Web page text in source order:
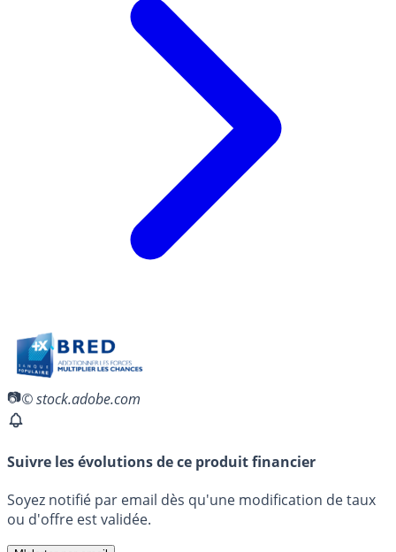
© stock.adobe.com
Suivre les évolutions de ce produit financier
Soyez notifié par email dès qu'une modification de taux
ou d'offre est validée.